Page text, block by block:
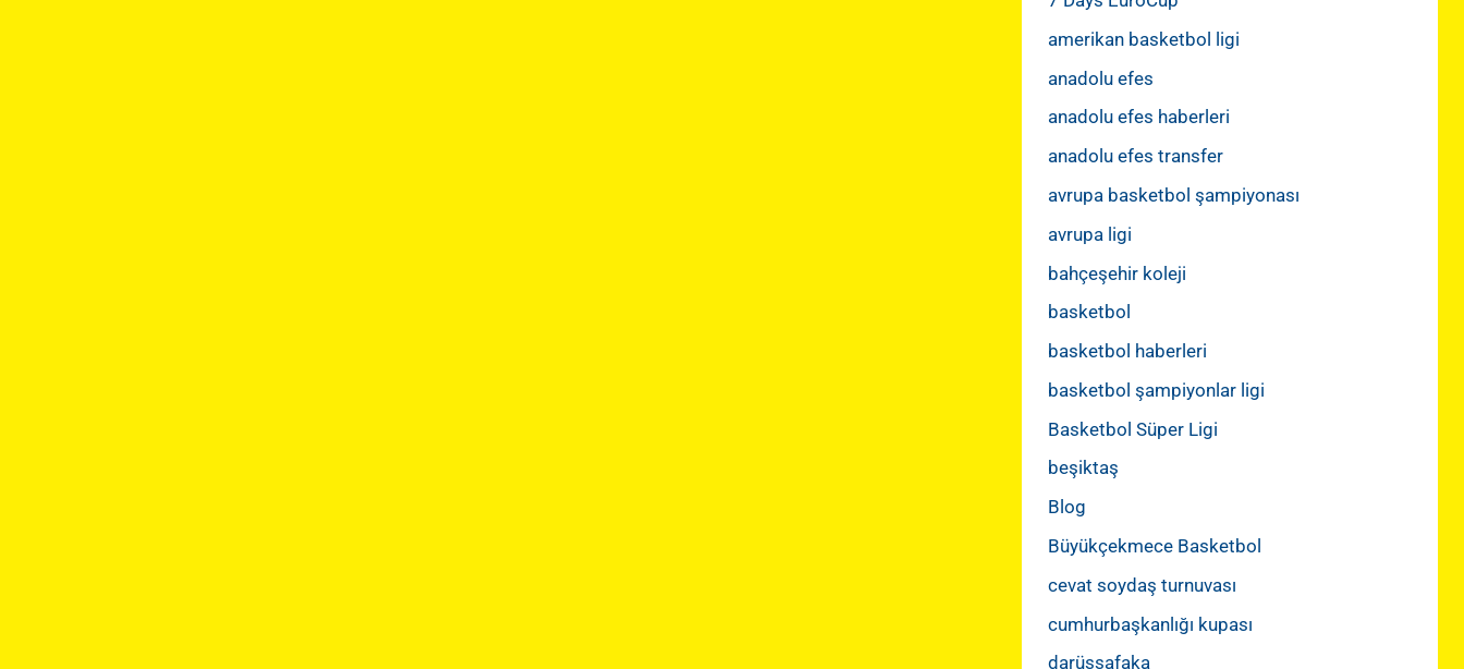
amerikan basketbol ligi
anadolu efes
anadolu efes haberleri
anadolu efes transfer
avrupa basketbol şampiyonası
avrupa ligi
bahçeşehir koleji
basketbol
basketbol haberleri
basketbol şampiyonlar ligi
Basketbol Süper Ligi
beşiktaş
Blog
Büyükçekmece Basketbol
cevat soydaş turnuvası
cumhurbaşkanlığı kupası
darüşşafaka